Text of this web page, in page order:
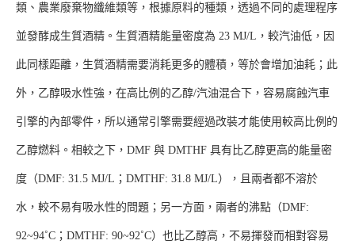
類、農業廢棄物纖維類等，根據原料的種類，透過不同的處理程序
並發酵成生質酒精。生質酒精能量密度為 23 MJ/L，較汽油低，因
此同樣距離，生質酒精需要消耗更多的體積，等於會增加油耗；此
外，乙醇吸水性強，在高比例的乙醇/汽油混合下，容易腐蝕汽車
引擎的內部零件，所以通常引擎需要經過改裝才能使用較高比例的
乙醇燃料。相較之下，DMF 與 DMTHF 具有比乙醇更高的能量密
度（DMF: 31.5 MJ/L；DMTHF: 31.8 MJ/L），且兩者都不溶於
水，較不易有吸水性的問題；另一方面，兩者的沸點（DMF:
92~94˚C；DMTHF: 90~92˚C）也比乙醇高，不易揮發而相對容易